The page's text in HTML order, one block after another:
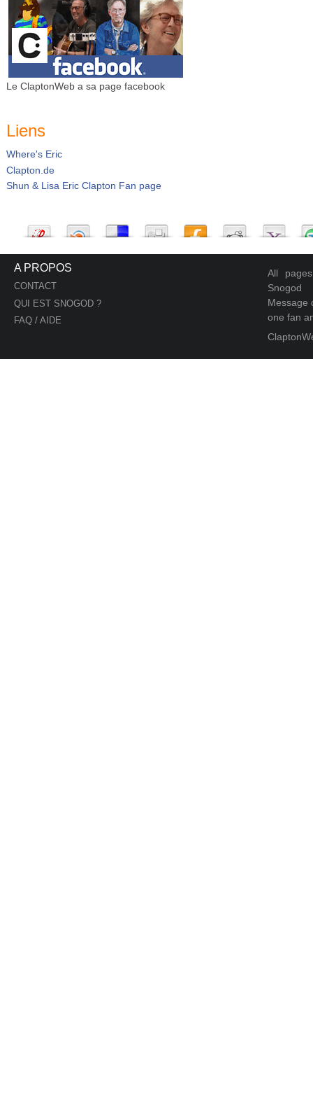
Le ClaptonWeb a sa page facebook
Liens
Where's Eric
Clapton.de
Shun & Lisa Eric Clapton Fan page
A PROPOS
CONTACT
QUI EST SNOGOD ?
FAQ / AIDE
All
Snogod
Message
one fan